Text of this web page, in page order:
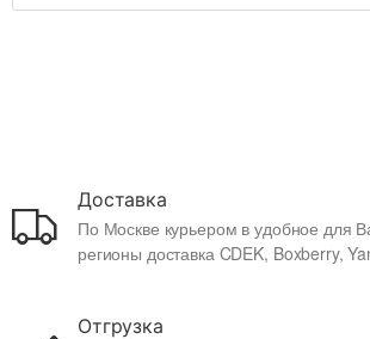
Доставка
По Москве курьером в удобное для
регионы доставка CDEK, Boxberry,
Отгрузка